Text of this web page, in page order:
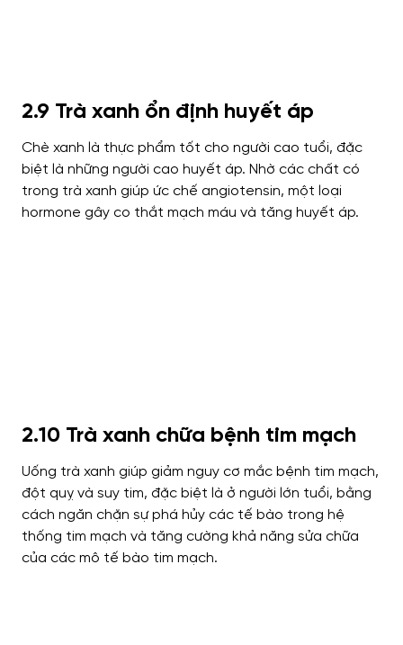
2.9 Trà xanh ổn định huyết áp
Chè xanh là thực phẩm tốt cho người cao tuổi, đặc
biệt là những người cao huyết áp. Nhờ các chất có
trong trà xanh giúp ức chế angiotensin, một loại
hormone gây co thắt mạch máu và tăng huyết áp.
2.10 Trà xanh chữa bệnh tim mạch
Uống trà xanh giúp giảm nguy cơ mắc bệnh tim mạch,
đột quỵ và suy tim, đặc biệt là ở người lớn tuổi, bằng
cách ngăn chặn sự phá hủy các tế bào trong hệ
thống tim mạch và tăng cường khả năng sửa chữa
của các mô tế bào tim mạch.